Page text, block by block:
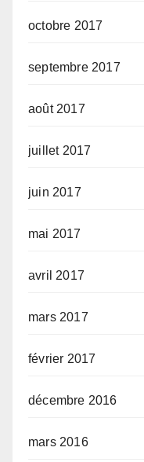
octobre 2017
septembre 2017
août 2017
juillet 2017
juin 2017
mai 2017
avril 2017
mars 2017
février 2017
décembre 2016
mars 2016